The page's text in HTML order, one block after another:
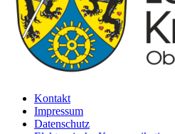
Kontakt
Impressum
Datenschutz